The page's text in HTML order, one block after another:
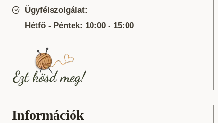
Ügyfélszolgálat:
Hétfő - Péntek: 10:00 - 15:00
Információk